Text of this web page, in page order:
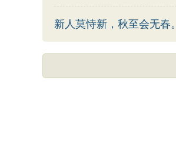
新人莫恃新，秋至会无春。